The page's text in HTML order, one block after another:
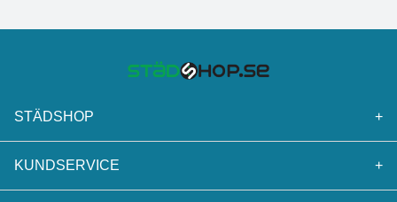
STÄDSHOP +
KUNDSERVICE +